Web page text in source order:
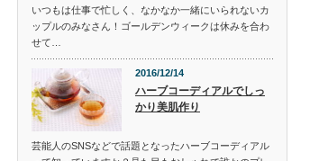
いつもは仕事で忙しく、なかなか一緒にいられないカ
ップルのみなさん！ゴールデンウィークは休みを合わ
せて…
2016/12/14
ハーブコーディアルでしっ
かり美肌作り
芸能人のSNSなどで話題となったハーブコーディアル